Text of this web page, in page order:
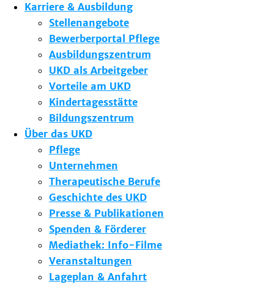
Karriere & Ausbildung
Stellenangebote
Bewerberportal Pflege
Ausbildungszentrum
UKD als Arbeitgeber
Vorteile am UKD
Kindertagesstätte
Bildungszentrum
Über das UKD
Pflege
Unternehmen
Therapeutische Berufe
Geschichte des UKD
Presse & Publikationen
Spenden & Förderer
Mediathek: Info-Filme
Veranstaltungen
Lageplan & Anfahrt